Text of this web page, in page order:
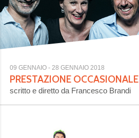
09 GENNAIO - 28 GENNAIO 2018
PRESTAZIONE OCCASIONALE
scritto e diretto da Francesco Brandi